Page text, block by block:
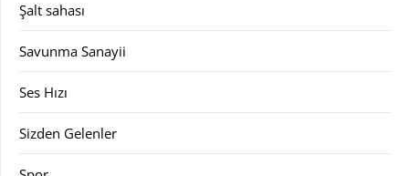
Şalt sahası
Savunma Sanayii
Ses Hızı
Sizden Gelenler